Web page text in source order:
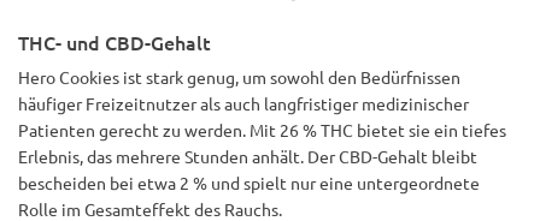
THC- und CBD-Gehalt
Hero Cookies ist stark genug, um sowohl den Bedürfnissen
häufiger Freizeitnutzer als auch langfristiger medizinischer
Patienten gerecht zu werden. Mit 26 % THC bietet sie ein tiefes
Erlebnis, das mehrere Stunden anhält. Der CBD-Gehalt bleibt
bescheiden bei etwa 2 % und spielt nur eine untergeordnete
Rolle im Gesamteffekt des Rauchs.